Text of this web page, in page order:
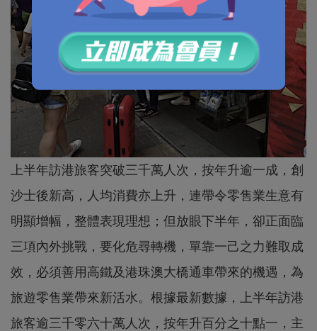
上半年訪港旅客突破三千萬人次，按年升逾一成，創
沙士後新高，人均消費亦上升，連帶令零售業生意有
明顯增幅，整體表現理想；但放眼下半年，卻正面臨
三項內外挑戰，要化危尋轉機，單靠一己之力難取成
效，必須善用高鐵及港珠澳大橋通車帶來的機遇，為
旅遊零售業帶來新活水。根據最新數據，上半年訪港
旅客逾三千零六十萬人次，按年升百分之十點一，主